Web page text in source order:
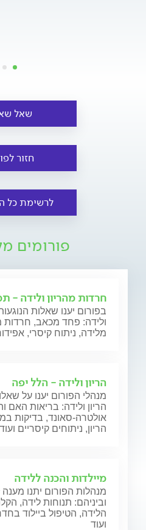
שאל
חזור
לרשימת כל
פורומים
חרדות מהריון ולידה -
בפורום יענו שאלות
ולידה: פחד מכאב,
מלידה, ניתוח קיסרי,
הריון ולידה - הלל יפה
מנהלי הפורום יענו על
הריון ולידה: בריאות האם
אולטרה-סאונד, בדיקות
הריון, ניתוחים קיסריים ועוד
מיילדות והכנה ללידה
מנהלות הפורום יתנו מענה
וביניהם: תנוחות לידה,
הלידה, הטיפול ביילוד
ועוד